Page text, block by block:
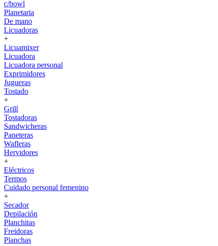
c/bowl
Planetaria
De mano
Licuadoras
+
Licuamixer
Licuadora
Licuadora personal
Exprimidores
Jugueras
Tostado
+
Grill
Tostadoras
Sandwicheras
Paneteras
Wafleras
Hervidores
+
Eléctricos
Termos
Cuidado personal femenino
+
Secador
Depilación
Planchitas
Freidoras
Planchas